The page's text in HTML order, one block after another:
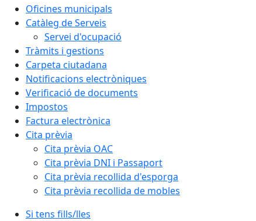
Oficines municipals
Catàleg de Serveis
Servei d'ocupació
Tràmits i gestions
Carpeta ciutadana
Notificacions electròniques
Verificació de documents
Impostos
Factura electrònica
Cita prèvia
Cita prèvia OAC
Cita prèvia DNI i Passaport
Cita prèvia recollida d'esporga
Cita prèvia recollida de mobles
Si tens fills/lles